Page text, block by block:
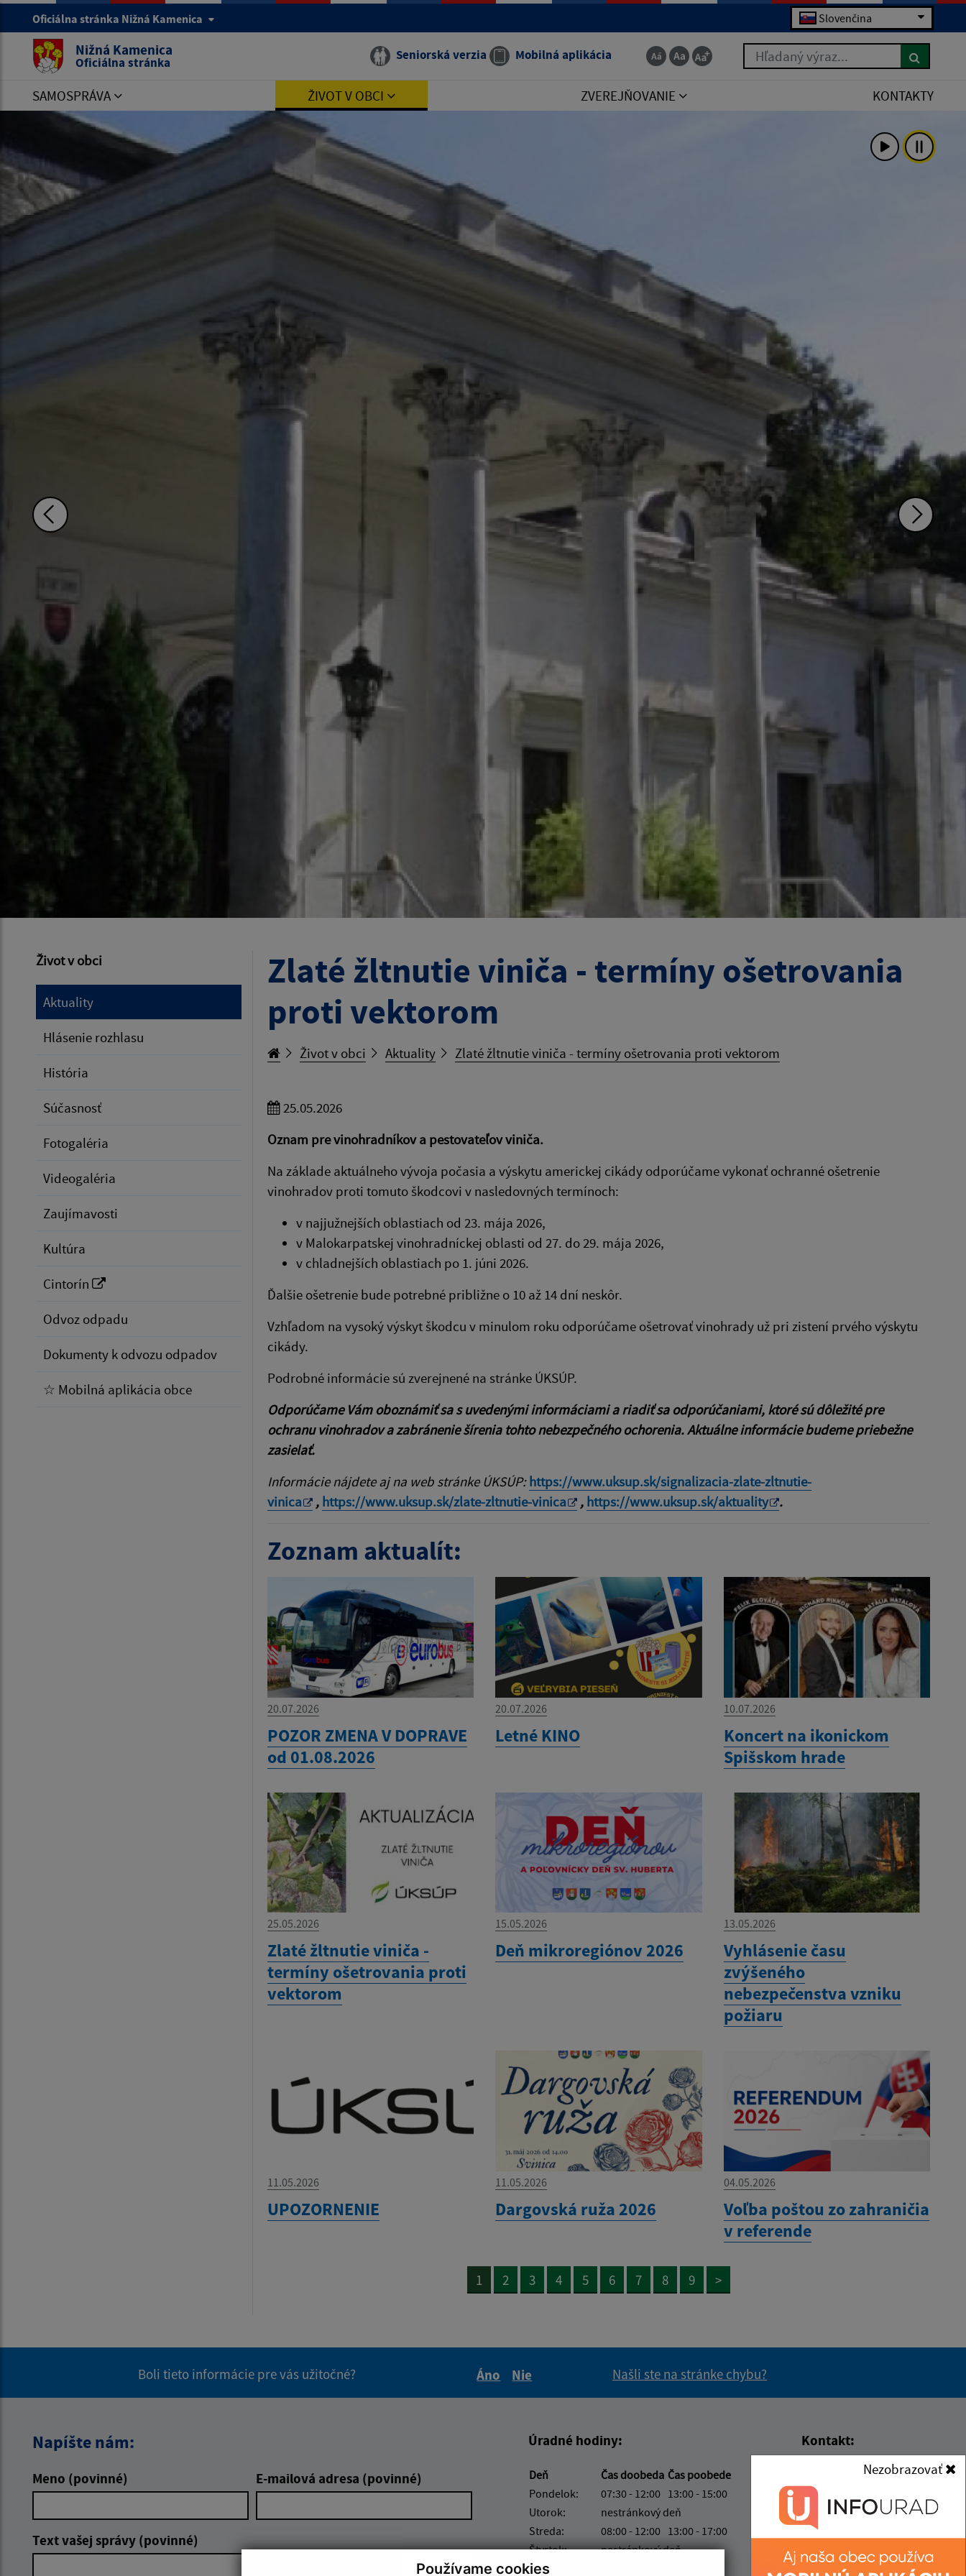
Používame cookies
Nezobrazovať
Oficiálna stránka Nižná Kamenica Slovenčina
Nižná Kamenica
Oficiálna stránka Seniorská verzia Mobilná aplikácia Hľadaný výraz...
SAMOSPRÁVA ŽIVOT V OBCI ZVEREJŇOVANIE KONTAKTY
Život v obci
Aktuality
Hlásenie rozhlasu
História
Súčasnosť
Fotogaléria
Videogaléria
Zaujímavosti
Kultúra
Cintorín
Odvoz odpadu
Dokumenty k odvozu odpadov
☆ Mobilná aplikácia obce
Zlaté žltnutie viniča - termíny ošetrovania
proti vektorom
Život v obci Aktuality Zlaté žltnutie viniča - termíny ošetrovania proti vektorom
25.05.2026
Oznam pre vinohradníkov a pestovateľov viniča.
Na základe aktuálneho vývoja počasia a výskytu americkej cikády odporúčame vykonať ochranné ošetrenie
vinohradov proti tomuto škodcovi v nasledovných termínoch:
v najjužnejších oblastiach od 23. mája 2026,
v Malokarpatskej vinohradníckej oblasti od 27. do 29. mája 2026,
v chladnejších oblastiach po 1. júni 2026.
Ďalšie ošetrenie bude potrebné približne o 10 až 14 dní neskôr.
Vzhľadom na vysoký výskyt škodcu v minulom roku odporúčame ošetrovať vinohrady už pri zistení prvého výskytu
cikády.
Podrobné informácie sú zverejnené na stránke ÚKSÚP.
Odporúčame Vám oboznámiť sa s uvedenými informáciami a riadiť sa odporúčaniami, ktoré sú dôležité pre
ochranu vinohradov a zabránenie šírenia tohto nebezpečného ochorenia. Aktuálne informácie budeme priebežne
zasielať.
Informácie nájdete aj na web stránke ÚKSÚP:https://www.uksup.sk/signalizacia-zlate-zltnutie-
vinica
, https://www.uksup.sk/zlate-zltnutie-vinica , https://www.uksup.sk/aktuality .
Zoznam aktualít:
20.07.2026
POZOR ZMENA V DOPRAVE
od 01.08.2026
20.07.2026
Letné KINO
10.07.2026
Koncert na ikonickom
Spišskom hrade
25.05.2026
Zlaté žltnutie viniča -
termíny ošetrovania proti
vektorom
15.05.2026
Deň mikroregiónov 2026
13.05.2026
Vyhlásenie času
zvýšeného
nebezpečenstva vzniku
požiaru
11.05.2026
UPOZORNENIE
11.05.2026
Dargovská ruža 2026
04.05.2026
Voľba poštou zo zahraničia
v referende
1 2 3 4 5 6 7 8 9 >
Boli tieto informácie pre vás užitočné?
Áno
Nie
Našli ste na stránke chybu?
Napíšte nám:
Meno (povinné) E-mailová adresa (povinné)
Text vašej správy (povinné)
Úradné hodiny:
Deň Čas doobeda Čas poobede
Pondelok:
07:30 - 12:00 13:00 - 15:00
Utorok:
nestránkový deň
Streda:
08:00 - 12:00 13:00 - 17:00
Štvrtok:
nestránkový deň
Piatok:
Kontakt:
Obecný úrad Nižná
Kamenica
Nižná Kamenica 1
044 45 Bidovce
info@niznakamenica.sk
+421 55 69 65 523